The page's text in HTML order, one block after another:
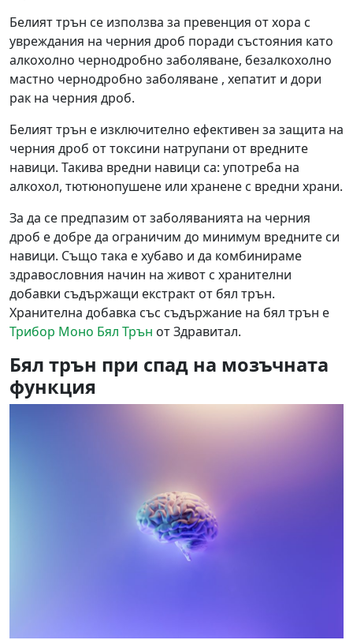
Белият трън се използва за превенция от хора с
увреждания на черния дроб поради състояния като
алкохолно чернодробно заболяване, безалкохолно
мастно чернодробно заболяване , хепатит и дори
рак на черния дроб.
Белият трън е изключително ефективен за защита на
черния дроб от токсини натрупани от вредните
навици. Такива вредни навици са: употреба на
алкохол, тютюнопушене или хранене с вредни храни.
За да се предпазим от заболяванията на черния
дроб е добре да ограничим до минимум вредните си
навици. Също така е хубаво и да комбинираме
здравословния начин на живот с хранителни
добавки съдържащи екстракт от бял трън.
Хранителна добавка със съдържание на бял трън е
Трибор Моно Бял Трън от Здравитал.
Бял трън при спад на мозъчната
функция